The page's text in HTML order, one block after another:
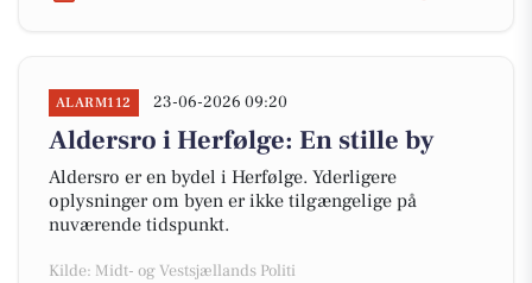
ALARM112 23-06-2026 09:20
Aldersro i Herfølge: En stille by
Aldersro er en bydel i Herfølge. Yderligere
oplysninger om byen er ikke tilgængelige på
nuværende tidspunkt.
Kilde: Midt- og Vestsjællands Politi